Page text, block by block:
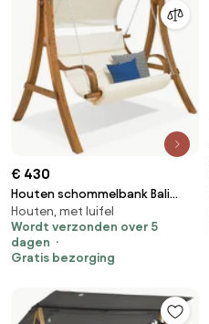
€ 430
Houten schommelbank Bali
Garden Point
Houten, met luifel
Wordt verzonden over 5
dagen
Gratis bezorging